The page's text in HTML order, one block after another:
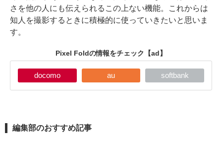
さを他の人にも伝えられるこの上ない機能。これからは
知人を撮影するときに積極的に使っていきたいと思いま
す。
Pixel Foldの情報をチェック 【ad】
docomo au softbank
編集部のおすすめ記事